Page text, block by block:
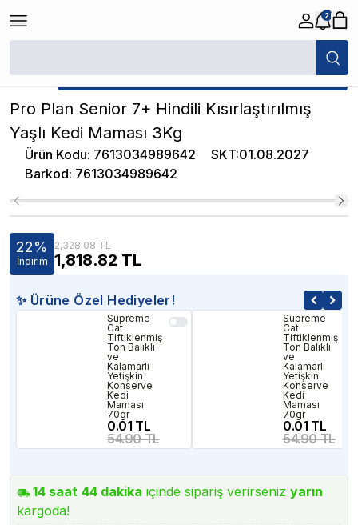
2
/ Pro Plan Senior 7+ Hindili Kısırlaştırılmış Yaşlı
★ Atakan Petshop, Pro Plan yetkili satıcısıdır.
Pro Plan Senior 7+ Hindili Kısırlaştırılmış
Yaşlı Kedi Maması 3Kg
Ürün Kodu: 7613034989642 SKT:01.08.2027
Barkod: 7613034989642
22%
İndirim
2,328.08 TL
1,818.82 TL
✨ Ürüne Özel Hediyeler!
Supreme
Cat
Tiftiklenmiş
Ton Balıklı
ve
Kalamarlı
Yetişkin
Konserve
Kedi
Maması
70gr
0.01 TL
54.90 TL
Supreme
Cat
Tiftiklenmiş
Ton Balıklı
ve
Kalamarlı
Yetişkin
Konserve
Kedi
Maması
70gr
0.01 TL
54.90 TL
14 saat 44 dakika içinde sipariş verirseniz yarın
kargoda!